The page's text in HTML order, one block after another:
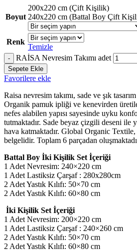
Boyut
200x220 cm (Çift Kişilik)
240x220 cm (Battal Boy Çift
Renk
Temizle
RAİSA Nevresim Takımı adet
Sepete Ekle
Favorilere ekle
Raisa nevresim takımı, sade ve şık
Organik pamuk ipliği ve kenevirden
nefes alabilen yapısı sayesinde uyku
tutmaktadır. Sade beyaz çizgili deseni ile
hava katmaktadır. Global Organic
belgelidir. Toplam 6 parçadan
Battal Boy İki Kişilik Set İçeriği
1 Adet Nevresim: 240×220 cm
1 Adet Lastiksiz Çarşaf : 280x280cm
2 Adet Yastık Kılıfı: 50×70 cm
2 Adet Yastık Kılıfı: 60×80 cm
İki Kişilik Set İçeriği
1 Adet Nevresim: 200×220 cm
1 Adet Lastiksiz Çarşaf : 240×260 cm
2 Adet Yastık Kılıfı: 50×70 cm
2 Adet Yastık Kılıfı: 60×80 cm